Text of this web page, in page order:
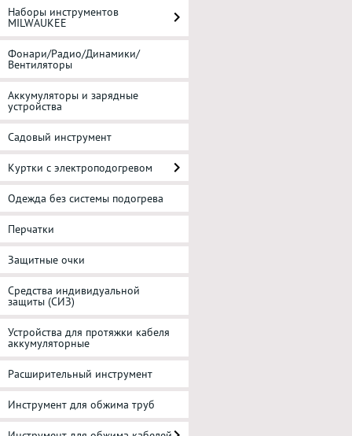
Наборы инструментов
MILWAUKEE
Фонари/Радио/Динамики/
Вентиляторы
Аккумуляторы и зарядные
устройства
Садовый инструмент
Куртки с электроподогревом
Одежда без системы подогрева
Перчатки
Защитные очки
Средства индивидуальной
защиты (СИЗ)
Устройства для протяжки кабеля
аккумуляторные
Расширительный инструмент
Инструмент для обжима труб